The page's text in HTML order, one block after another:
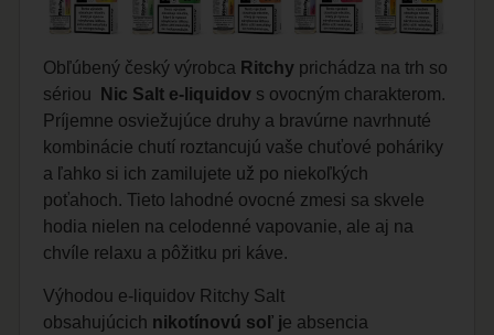
Obľúbený český výrobca Ritchy prichádza na trh so
sériou
Nic Salt e-liquidov s ovocným charakterom.
Príjemne osviežujúce druhy a bravúrne navrhnuté
kombinácie chutí roztancujú vaše chuťové poháriky
a ľahko si ich zamilujete už po niekoľkých
poťahoch. Tieto lahodné ovocné zmesi sa skvele
hodia nielen na celodenné vapovanie, ale aj na
chvíle relaxu a pôžitku pri káve.
Výhodou e-liquidov Ritchy Salt
obsahujúcich nikotínovú soľ je absencia